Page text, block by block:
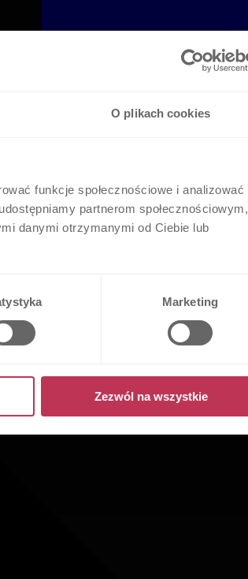
O plikach cookies
funkcje społecznościowe i analizować
partnerom społecznościowym,
danymi otrzymanymi od Ciebie lub
Marketing
Zezwól na wszystkie